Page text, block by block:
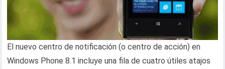
El nuevo centro de notificación (o centro de acción) en
Windows Phone 8.1 incluye una fila de cuatro útiles atajos